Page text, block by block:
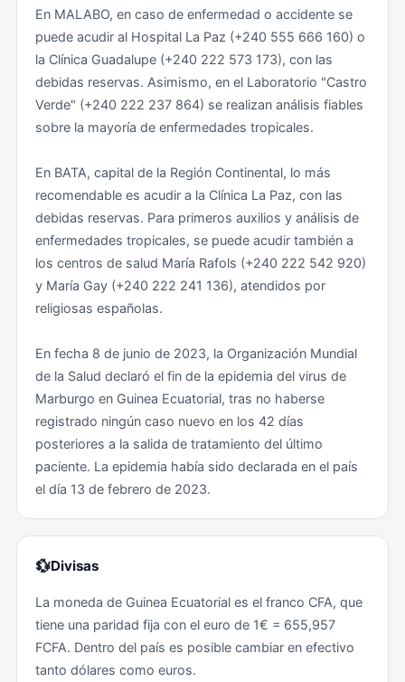
identidad, cada vez más frecuentes, efectuados por
las fuerzas de seguridad o las fuerzas armadas. No
debe perderse la calma. En caso de detención o
problema con las autoridades durante su estancia en
Guinea Ecuatorial, debe identificarse como español y
ponerse inmediatamente en contacto con la Sección
222 0085 89 o el Consulado General de España en
Bata (+240) 222 28 56 77. Se recuerda que, de
acuerdo con la normativa internacional, a solicitud del
detenido las autoridades están obligadas a informar a
la Embajada o Consulado de España sin dilación.
Se dan situaciones en las que las autoridades
país de ciudadanos extranjeros a petición de socios
locales con los que existen enfrentamientos
comerciales o laborales y sin que medie
necesariamente intervención judicial previa.
Habitualmente esto ocurre cuando, al realizar los
trámites de salida, se activa una alerta en el sistema de
vigilancia aeroportuaria.
Posteriormente, esa medida se formaliza con la
presentación de una denuncia ante el Ministerio de
puede llevar a que la situación se prolongue durante
días o incluso semanas sin que se pueda abandonar el
territorio.
frontera.
Renovación de visados, autorizaciones de residencia y
permisos de trabajo
Se han producido operaciones de control de la
controles a extranjeros y detenciones de aquellos que
no han regularizado su situación legal en Guinea
Ecuatorial. Vencido el plazo extraordinario de
regularización de residentes extranjeros, no se
descarta que puedan producirse detenciones y/o
expulsiones de ciudadanos extranjeros en situación
irregular. Se recomienda no permanecer en el territorio
de renovación con la suficiente antelación.
Existen serias dificultades para obtener o renovar los
permisos de residencia de los ciudadanos extranjeros.
Se han dado casos de detención, multa o expulsión
del país de ciudadanos españoles en Guinea Ecuatorial
por no tener en regla toda la documentación. El
“visado alternativo” y/o “permiso de permanencia” NO
son una alternativa a la obtención o renovación de
Asimismo, se informa que, antes de realizar cualquier
actividad económica o laboral en el país, los
ciudadanos extranjeros deben obtener el
En MALABO, en caso de enfermedad o accidente se
puede acudir al Hospital La Paz (+240 555 666 160) o
la Clínica Guadalupe (+240 222 573 173), con las
debidas reservas. Asimismo, en el Laboratorio "Castro
Verde" (+240 222 237 864) se realizan análisis fiables
sobre la mayoría de enfermedades tropicales.
En BATA, capital de la Región Continental, lo más
recomendable es acudir a la Clínica La Paz, con las
debidas reservas. Para primeros auxilios y análisis de
enfermedades tropicales, se puede acudir también a
los centros de salud María Rafols (+240 222 542 920)
y María Gay (+240 222 241 136), atendidos por
religiosas españolas.
En fecha 8 de junio de 2023, la Organización Mundial
de la Salud declaró el fin de la epidemia del virus de
Marburgo en Guinea Ecuatorial, tras no haberse
registrado ningún caso nuevo en los 42 días
posteriores a la salida de tratamiento del último
paciente. La epidemia había sido declarada en el país
el día 13 de febrero de 2023.
💱Divisas
La moneda de Guinea Ecuatorial es el franco CFA, que
tiene una paridad fija con el euro de 1€ = 655,957
FCFA. Dentro del país es posible cambiar en efectivo
tanto dólares como euros.